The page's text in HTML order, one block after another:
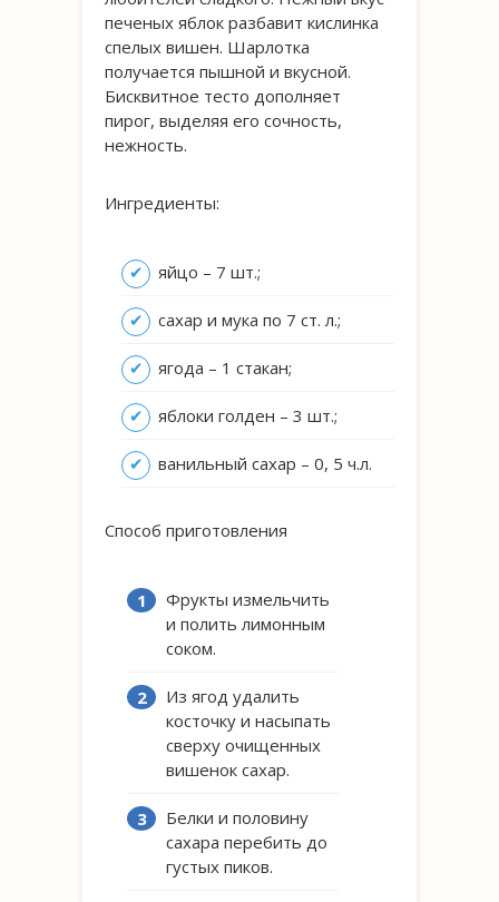
печеных яблок разбавит кислинка
спелых вишен. Шарлотка
получается пышной и вкусной.
Бисквитное тесто дополняет
пирог, выделяя его сочность,
нежность.
Ингредиенты:
яйцо – 7 шт.;
сахар и мука по 7 ст. л.;
ягода – 1 стакан;
яблоки голден – 3 шт.;
ванильный сахар – 0, 5 ч.л.
Способ приготовления
Фрукты измельчить
и полить лимонным
соком.
Из ягод удалить
косточку и насыпать
сверху очищенных
вишенок сахар.
Белки и половину
сахара перебить до
густых пиков.